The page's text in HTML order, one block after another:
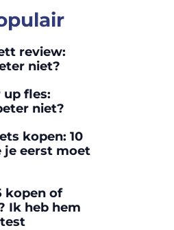
review:
niet?
up fles:
niet?
kopen: 10
je eerst moet
kopen of
Ik heb hem